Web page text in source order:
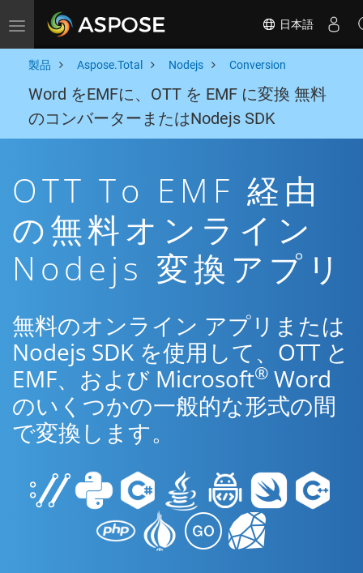
Toggle navigation 日本語
製品 Aspose.Total Nodejs Conversion
Word をEMFに、OTT を EMF に変換 無料
のコンバーターまたはNodejs SDK
OTT To EMF 経由
の無料オンライン
Nodejs 変換アプリ
無料のオンライン アプリまたは
Nodejs SDK を使用して、OTT と
EMF、および Microsoft® Word
のいくつかの一般的な形式の間
で変換します。